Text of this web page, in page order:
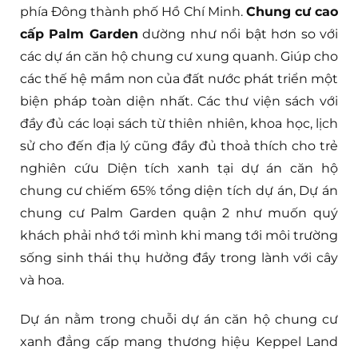
phía Đông thành phố Hồ Chí Minh. Chung cư cao
cấp Palm Garden dường như nổi bật hơn so với
các dự án căn hộ chung cư xung quanh. Giúp cho
các thế hệ mầm non của đất nước phát triển một
biện pháp toàn diện nhất. Các thư viện sách với
đầy đủ các loại sách từ thiên nhiên, khoa học, lịch
sử cho đến địa lý cũng đầy đủ thoả thích cho trẻ
nghiên cứu Diện tích xanh tại dự án căn hộ
chung cư chiếm 65% tổng diện tích dự án, Dự án
chung cư Palm Garden quận 2 như muốn quý
khách phải nhớ tới mình khi mang tới môi trường
sống sinh thái thụ hưởng đầy trong lành với cây
và hoa.
Dự án nằm trong chuỗi dự án căn hộ chung cư
xanh đẳng cấp mang thương hiệu Keppel Land